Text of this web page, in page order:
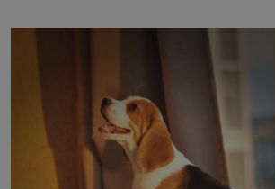
naší povaze, ale i v potřebách naší
znamení Ženy narozené ve znamení
Střelce v sobě nesou žár, odvahu a